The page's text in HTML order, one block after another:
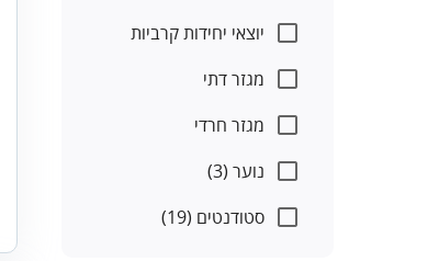
יוצאי יחידות קרביות
מגזר דתי
מגזר חרדי
נוער (3)
סטודנטים (19)